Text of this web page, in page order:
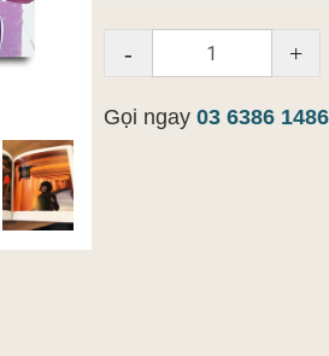
- +
Gọi ngay 03 6386 1486